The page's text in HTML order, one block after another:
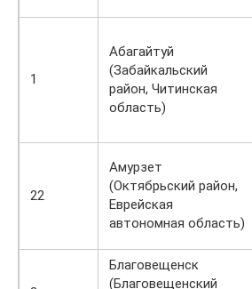
1
Абагайтуй
(Забайкальский
район, Читинская
область)
22
Амурзет
(Октябрьский район,
Еврейская
автономная область)
Благовещенск
(Благовещенский